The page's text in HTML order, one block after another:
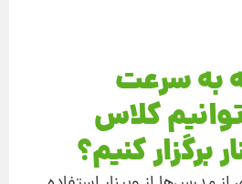
به سرعت
کلاس
برگزار کنیم؟